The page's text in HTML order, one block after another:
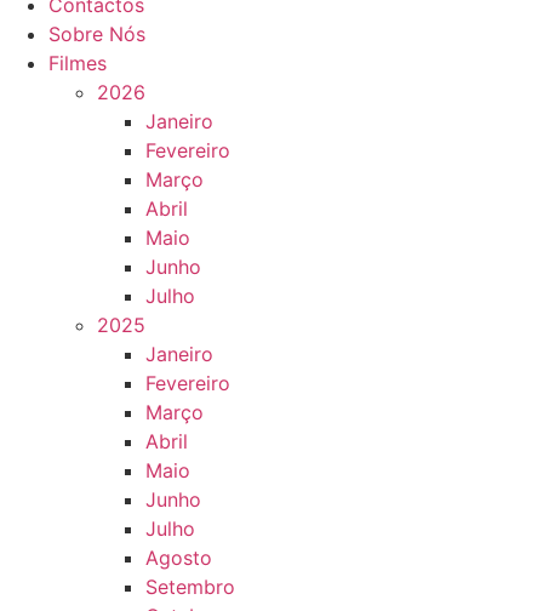
Contactos
Sobre Nós
Filmes
2026
Janeiro
Fevereiro
Março
Abril
Maio
Junho
Julho
2025
Janeiro
Fevereiro
Março
Abril
Maio
Junho
Julho
Agosto
Setembro